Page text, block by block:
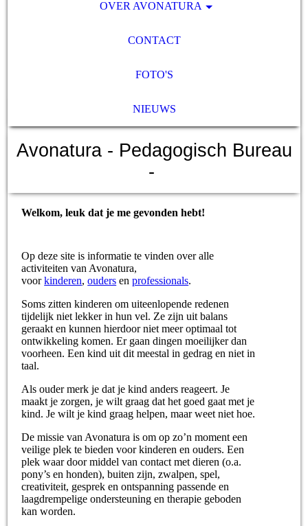
OVER AVONATURA
CONTACT
FOTO'S
NIEUWS
Avonatura - Pedagogisch Bureau
-
Welkom, leuk dat je me gevonden hebt!
Op deze site is informatie te vinden over alle
activiteiten van Avonatura,
voorkinderen,ouders enprofessionals.
Soms zitten kinderen om uiteenlopende redenen
tijdelijk niet lekker in hun vel. Ze zijn uit balans
geraakt en kunnen hierdoor niet meer optimaal tot
ontwikkeling komen. Er gaan dingen moeilijker dan
voorheen. Een kind uit dit meestal in gedrag en niet in
taal.
Als ouder merk je dat je kind anders reageert. Je
maakt je zorgen, je wilt graag dat het goed gaat met je
kind. Je wilt je kind graag helpen, maar weet niet hoe.
De missie van Avonatura is om op zo’n moment een
veilige plek te bieden voor kinderen en ouders. Een
plek waar door middel van contact met dieren (o.a.
pony’s en honden), buiten zijn, zwalpen, spel,
creativiteit, gesprek en ontspanning passende en
laagdrempelige ondersteuning en therapie geboden
kan worden.